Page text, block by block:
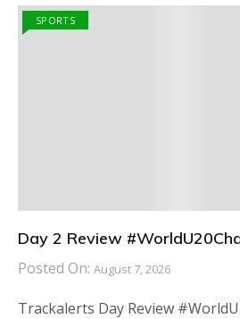
SPORTS
Day 2 Review
Posted On: August 7, 2026
Trackalerts Day Review